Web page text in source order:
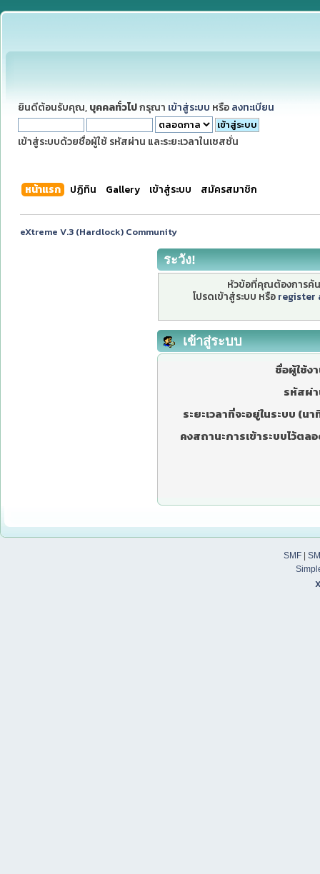
ยินดีต้อนรับคุณ, บุคคลทั่วไปกรุณา เข้าสู่ระบบ หรือ ลงทะเบียน
เข้าสู่ระบบด้วยชื่อผู้ใช้ รหัสผ่าน และระยะเวลาในเซสชั่น
หน้าแรก ปฏิทิน Gallery เข้าสู่ระบบ สมัครสมาชิก
eXtreme V.3 (Hardlock) Community
ระวัง!
หัวข้อที่คุณต้องการค้
โปรดเข้าสู่ระบบ หรือ register
เข้าสู่ระบบ
ชื่อผู้ใช้ง
รหัสผ่
ระยะเวลาที่จะอยู่ในระบบ (นา
คงสถานะการเข้าระบบไว้ตล
SMF|